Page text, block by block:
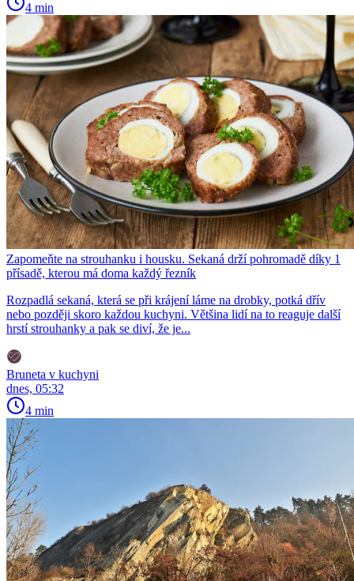
4 min
Zapomeňte na strouhanku i housku. Sekaná drží pohromadě díky 1
přísadě, kterou má doma každý řezník
Rozpadlá sekaná, která se při krájení láme na drobky, potká dřív
nebo později skoro každou kuchyni. Většina lidí na to reaguje další
hrstí strouhanky a pak se diví, že je...
Bruneta v kuchyni
dnes, 05:32
4 min